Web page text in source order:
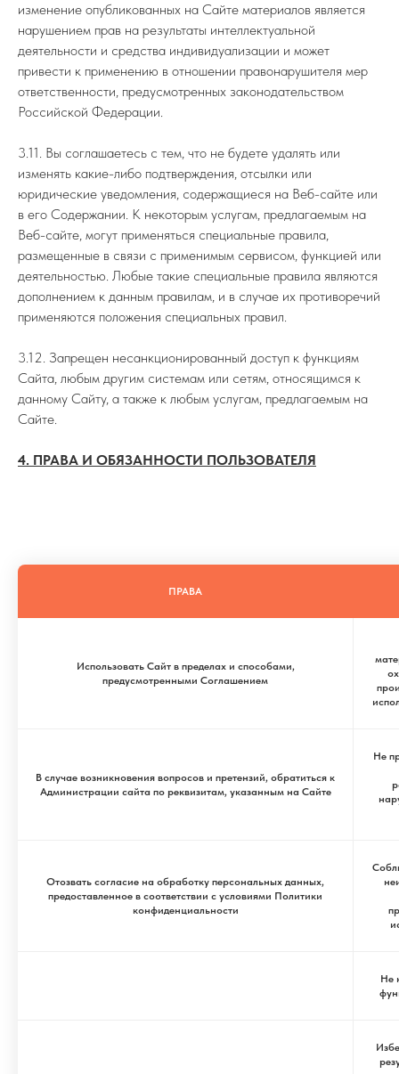
изменение опубликованных на Сайте материалов является
нарушением прав на результаты интеллектуальной
деятельности и средства индивидуализации и может
привести к применению в отношении правонарушителя мер
ответственности, предусмотренных законодательством
Российской Федерации.
3.11. Вы соглашаетесь с тем, что не будете удалять или
изменять какие-либо подтверждения, отсылки или
юридические уведомления, содержащиеся на Веб-сайте или
в его Содержании. К некоторым услугам, предлагаемым на
Веб-сайте, могут применяться специальные правила,
размещенные в связи с применимым сервисом, функцией или
деятельностью. Любые такие специальные правила являются
дополнением к данным правилам, и в случае их противоречий
применяются положения специальных правил.
3.12. Запрещен несанкционированный доступ к функциям
Сайта, любым другим системам или сетям, относящимся к
данному Сайту, а также к любым услугам, предлагаемым на
Сайте.
4. ПРАВА И ОБЯЗАННОСТИ ПОЛЬЗОВАТЕЛЯ
ПРАВА
Использовать Сайт в пределах и способами,
предусмотренными Соглашением
В случае возникновения вопросов и претензий, обратиться к
Администрации сайта по реквизитам, указанным на Сайте
Не
Отозвать согласие на обработку персональных данных,
предоставленное в соответствии с условиями Политики
конфиденциальности
Не